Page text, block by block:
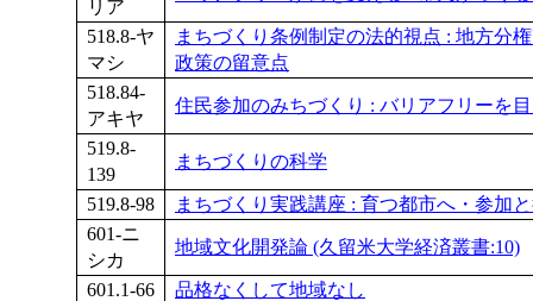
リア
518.8-ヤ
マシ
まちづくり条例制定の法的視点 : 地方分
政策の留意点
518.84-
アキヤ
住民参加のみちづくり : バリアフリーを
519.8-
139
まちづくりの科学
519.8-98
まちづくり実践講座 : 育つ都市へ・参加
601-ニ
シカ
地域文化開発論 (久留米大学経済叢書:10)
601.1-66
品格なくして地域なし